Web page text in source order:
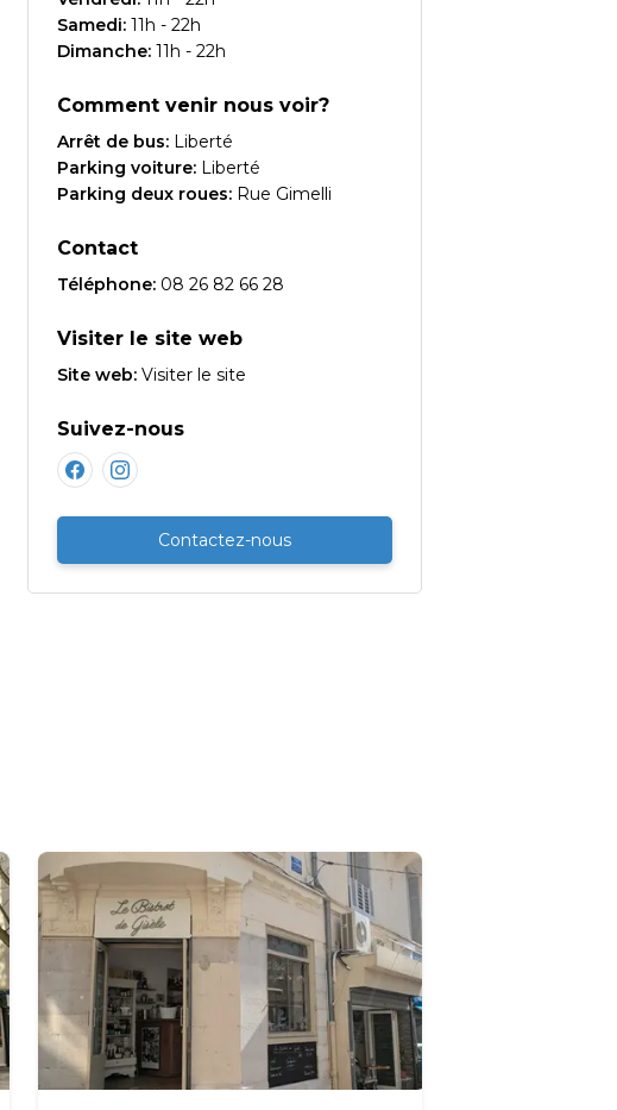
Samedi: 11h - 22h
Dimanche: 11h - 22h
Comment venir nous voir?
Arrêt de bus: Liberté
Parking voiture: Liberté
Parking deux roues: Rue Gimelli
Contact
Téléphone: 08 26 82 66 28
Visiter le site web
Site web: Visiter le site
Suivez-nous
Contactez-nous